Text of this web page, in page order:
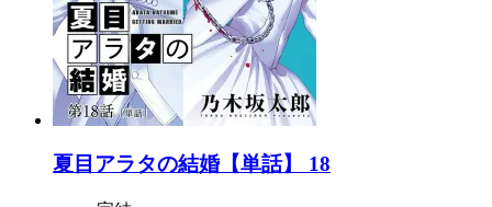
夏目アラタの結婚【単話】 18